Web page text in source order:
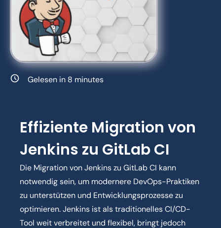
Gelesen in 8 minutes
Effiziente Migration von
Jenkins zu GitLab CI
Die Migration von Jenkins zu GitLab CI kann
notwendig sein, um modernere DevOps-Praktiken
zu unterstützen und Entwicklungsprozesse zu
optimieren. Jenkins ist als traditionelles CI/CD-
Tool weit verbreitet und flexibel, bringt jedoch